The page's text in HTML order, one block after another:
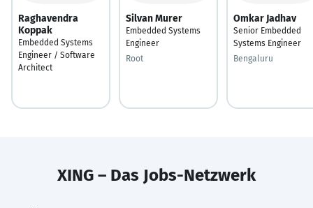
Raghavendra
Koppak
Embedded Systems
Engineer / Software
Architect
Silvan Murer
Embedded Systems
Engineer
Root
Omkar Jadhav
Senior Embedded
Systems Engineer
Bengaluru
XING – Das Jobs-Netzwerk